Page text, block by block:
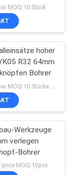
MOQ:10 Stück
hoher
R32 64mm
Bohrer
Werkzeuge
verlegen
Bohrer
MOQ:10pcs